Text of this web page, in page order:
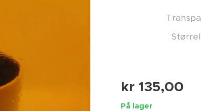
kr 135,00
På lager